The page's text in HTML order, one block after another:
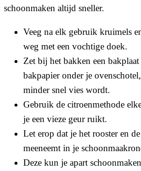
schoonmaken altijd sneller.
Veeg na elk gebruik kruimels
weg met een vochtige doek.
Zet bij het bakken een
bakpapier onder je
minder snel vies wordt.
Gebruik de citroenmethode
je een vieze geur ruikt.
Let erop dat je het rooster en
meeneemt in je
Deze kun je apart